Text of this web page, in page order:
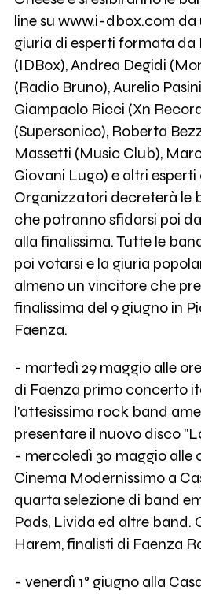
line su www.i-dbox.com
giuria di esperti formata da
(IDBox), Andrea Degidi
(Radio Bruno), Aurelio
Giampaolo Ricci (Xn
(Supersonico), Roberta
Massetti (Music Club),
Giovani Lugo) e altri
Organizzatori decreterà le
che potranno sfidarsi poi
alla finalissima. Tutte le
poi votarsi e la giuria
almeno un vincitore che
finalissima del 9 giugno in
Faenza.
- martedì 29 maggio alle
di Faenza primo concerto
l'attesissima rock band
presentare il nuovo disco
- mercoledì 30 maggio alle
Cinema Modernissimo a
quarta selezione di band
Pads, Livida ed altre band.
Harem, finalisti di Faenza
- venerdì 1° giugno alla